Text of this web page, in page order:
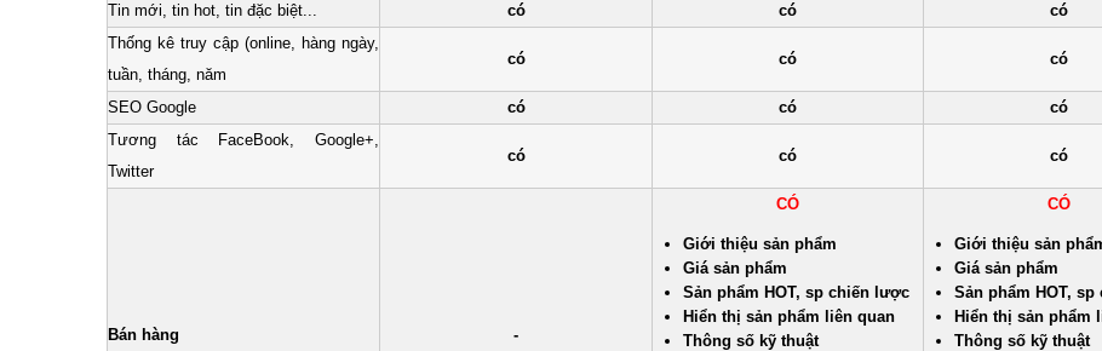
Tin mới, tin hot, tin đặc biệt...
có có
có
Thống kê truy cập (online, hàng ngày,
tuần, tháng, năm
có có có
SEO Google có có
có
Tương tác FaceBook, Google+,
Twitter
có có có
Bán hàng -
CÓ
Giới thiệu sản phẩm
Giá sản phẩm
Sản phẩm HOT, sp chiến lược
Hiển thị sản phẩm liên quan
Thông số kỹ thuật
CÓ
Giới thiệu sản
Giá sản phẩm
Sản phẩm HOT,
Hiển thị sản phẩm
Thông số kỹ thuật